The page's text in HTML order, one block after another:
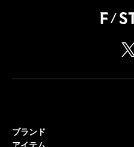
ブランド
アイテム